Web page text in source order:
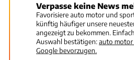
Verpasse keine News
Favorisiere auto motor und
künftig häufiger unsere
angezeigt zu bekommen.
Auswahl bestätigen:auto
Google bevorzugen.